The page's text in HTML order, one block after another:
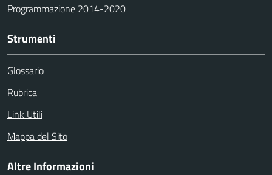
Programmazione 2014-2020
Strumenti
Glossario
Rubrica
Link Utili
Mappa del Sito
Altre Informazioni